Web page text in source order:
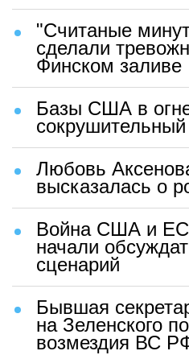
"Считаные
сделали
Финском заливе
Базы США в
Любовь
высказалась о
Война США и
начали
сценарий
Бывшая
на Зеленского
возмездия ВС